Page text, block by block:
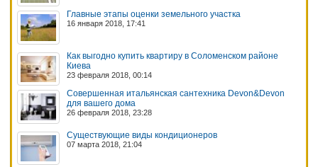
Главные этапы оценки земельного участка
16 января 2018, 17:41
Как выгодно купить квартиру в Соломенском районе
Киева
23 февраля 2018, 00:14
Совершенная итальянская сантехника Devon&Devon
для вашего дома
26 февраля 2018, 23:28
Существующие виды кондиционеров
07 марта 2018, 21:04